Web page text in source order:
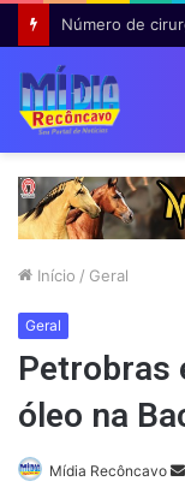
Início / Geral
Geral
Petrobras
óleo na
Mídia Recôncavo